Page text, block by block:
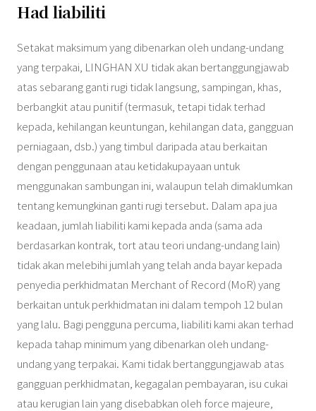
Had liabiliti
Setakat maksimum yang dibenarkan oleh undang-undang
yang terpakai, LINGHAN XU tidak akan bertanggungjawab
atas sebarang ganti rugi tidak langsung, sampingan, khas,
berbangkit atau punitif (termasuk, tetapi tidak terhad
kepada, kehilangan keuntungan, kehilangan data, gangguan
perniagaan, dsb.) yang timbul daripada atau berkaitan
dengan penggunaan atau ketidakupayaan untuk
menggunakan sambungan ini, walaupun telah dimaklumkan
tentang kemungkinan ganti rugi tersebut. Dalam apa jua
keadaan, jumlah liabiliti kami kepada anda (sama ada
berdasarkan kontrak, tort atau teori undang-undang lain)
tidak akan melebihi jumlah yang telah anda bayar kepada
penyedia perkhidmatan Merchant of Record (MoR) yang
berkaitan untuk perkhidmatan ini dalam tempoh 12 bulan
yang lalu. Bagi pengguna percuma, liabiliti kami akan terhad
kepada tahap minimum yang dibenarkan oleh undang-
undang yang terpakai. Kami tidak bertanggungjawab atas
gangguan perkhidmatan, kegagalan pembayaran, isu cukai
atau kerugian lain yang disebabkan oleh force majeure,